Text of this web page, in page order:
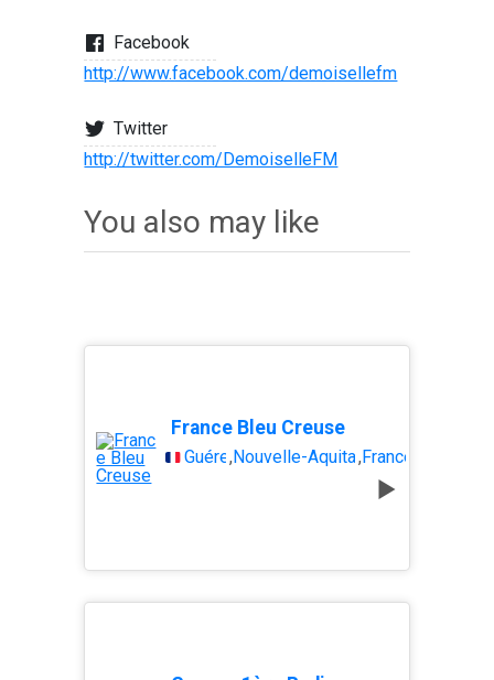
Facebook
http://www.facebook.com/demoisellefm
Twitter
http://twitter.com/DemoiselleFM
You also may like
France Bleu Creuse
Guéret,Nouvelle-Aquitaine
,France